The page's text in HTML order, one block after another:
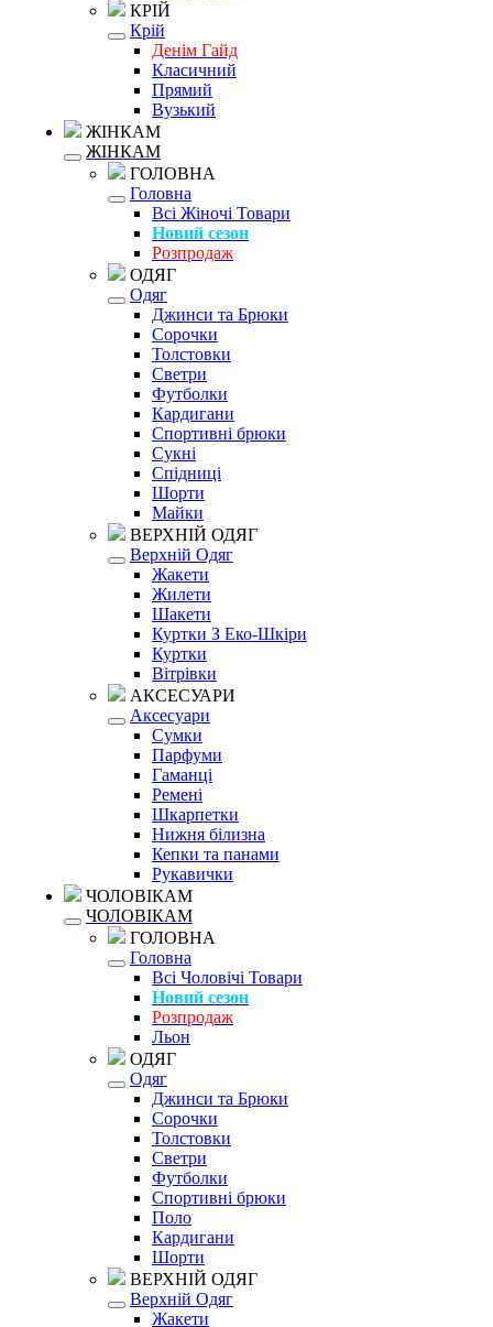
КРІЙ
Крій
Денім Гайд
Класичний
Прямий
Вузький
ЖІНКАМ
ЖІНКАМ
ГОЛОВНА
Головна
Всі Жіночі Товари
Новий сезон
Розпродаж
ОДЯГ
Одяг
Джинси та Брюки
Сорочки
Толстовки
Светри
Футболки
Кардигани
Спортивні брюки
Сукні
Спідниці
Шорти
Майки
ВЕРХНІЙ ОДЯГ
Верхній Одяг
Жакети
Жилети
Шакети
Куртки З Еко-Шкіри
Куртки
Вітрівки
АКСЕСУАРИ
Аксесуари
Сумки
Парфуми
Гаманці
Ремені
Шкарпетки
Нижня білизна
Кепки та панами
Рукавички
ЧОЛОВІКАМ
ЧОЛОВІКАМ
ГОЛОВНА
Головна
Всі Чоловічі Товари
Новий сезон
Розпродаж
Льон
ОДЯГ
Одяг
Джинси та Брюки
Сорочки
Толстовки
Светри
Футболки
Спортивні брюки
Поло
Кардигани
Шорти
ВЕРХНІЙ ОДЯГ
Верхній Одяг
Жакети